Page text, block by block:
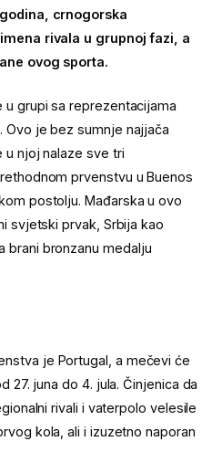
crnogorska
rivala u grupnoj fazi, a
ovog sporta.
u grupi sa reprezentacijama
Ovo je bez sumnje najjača
u njoj nalaze sve tri
prvenstvu u Buenos
postolju. Mađarska u ovo
svjetski prvak, Srbija kao
brani bronzanu medalju
je Portugal, a mečevi će
27. juna do 4. jula. Činjenica da
rivali i vaterpolo velesile
kola, ali i izuzetno naporan